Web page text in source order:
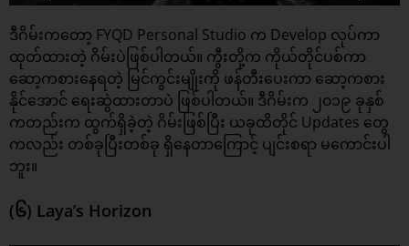
ဒီဂိမ်းကတော့ FYQD Personal Studio က Develop လုပ်ကာ
ထုတ်ထားတဲ့ ဂိမ်းပဲဖြစ်ပါတယ်။ ကွီးတို့က ကိုယ်တိုင်ပစ်ကာ
ဆော့ကစားနေရတဲ့ မြင်ကွင်းမျိုးကို ဖန်တီးပေးကာ ဆော့ကစား
နိုင်အောင် ရေးဆွဲထားတာပဲ ဖြစ်ပါတယ်။​ ဒီဂိမ်းက ၂၀၁၉ ခုနှစ်
ကတည်းက ထွက်ရှိခဲ့တဲ့ ဂိမ်းဖြစ်ပြီး ယခုထိတိုင် Updates တွေ
ကလည်း တစ်ခုပြီးတစ်ခု ရှိနေတာကြောင့် ပျင်းစရာ မကောင်းပါ
ဘူး။
(၆) Laya’s Horizon